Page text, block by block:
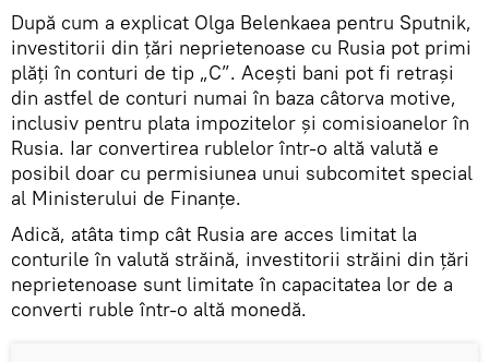
După cum a explicat Olga Belenkaea pentru Sputnik,
investitorii din țări neprietenoase cu Rusia pot primi
plăți în conturi de tip „C”. Acești bani pot fi retrași
din astfel de conturi numai în baza câtorva motive,
inclusiv pentru plata impozitelor și comisioanelor în
Rusia. Iar convertirea rublelor într-o altă valută e
posibil doar cu permisiunea unui subcomitet special
al Ministerului de Finanțe.
Adică, atâta timp cât Rusia are acces limitat la
conturile în valută străină, investitorii străini din țări
neprietenoase sunt limitate în capacitatea lor de a
converti ruble într-o altă monedă.